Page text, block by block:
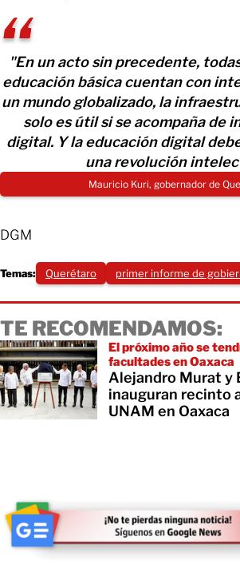
"En un acto sin precedente,
educación básica cuentan con
un mundo globalizado, la
solo es útil si se acompaña de
digital. Y la educación digital
una revolución
Mauricio Kuri, gobernador de
DGM
Temas: Querétaro primer informe de
TE RECOMENDAMOS:
El próximo año se
facultades en Oaxaca
Alejandro Murat y
inauguran recinto
UNAM en Oaxaca